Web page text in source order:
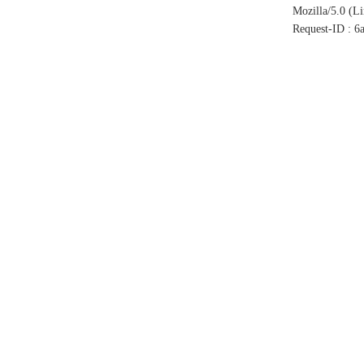
Mozilla/5.0
Request-ID :